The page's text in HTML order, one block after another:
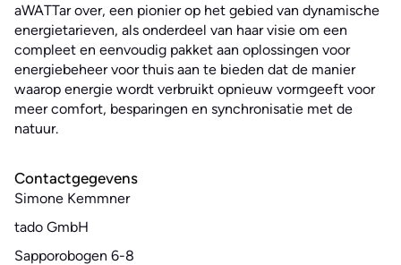
aWATTar over, een pionier op het gebied van dynamische
energietarieven, als onderdeel van haar visie om een ​​
compleet en eenvoudig pakket aan oplossingen voor
energiebeheer voor thuis aan te bieden dat de manier
waarop energie wordt verbruikt opnieuw vormgeeft voor
meer comfort, besparingen en synchronisatie met de
natuur.
Contactgegevens
Simone Kemmner
tado GmbH
Sapporobogen 6-8